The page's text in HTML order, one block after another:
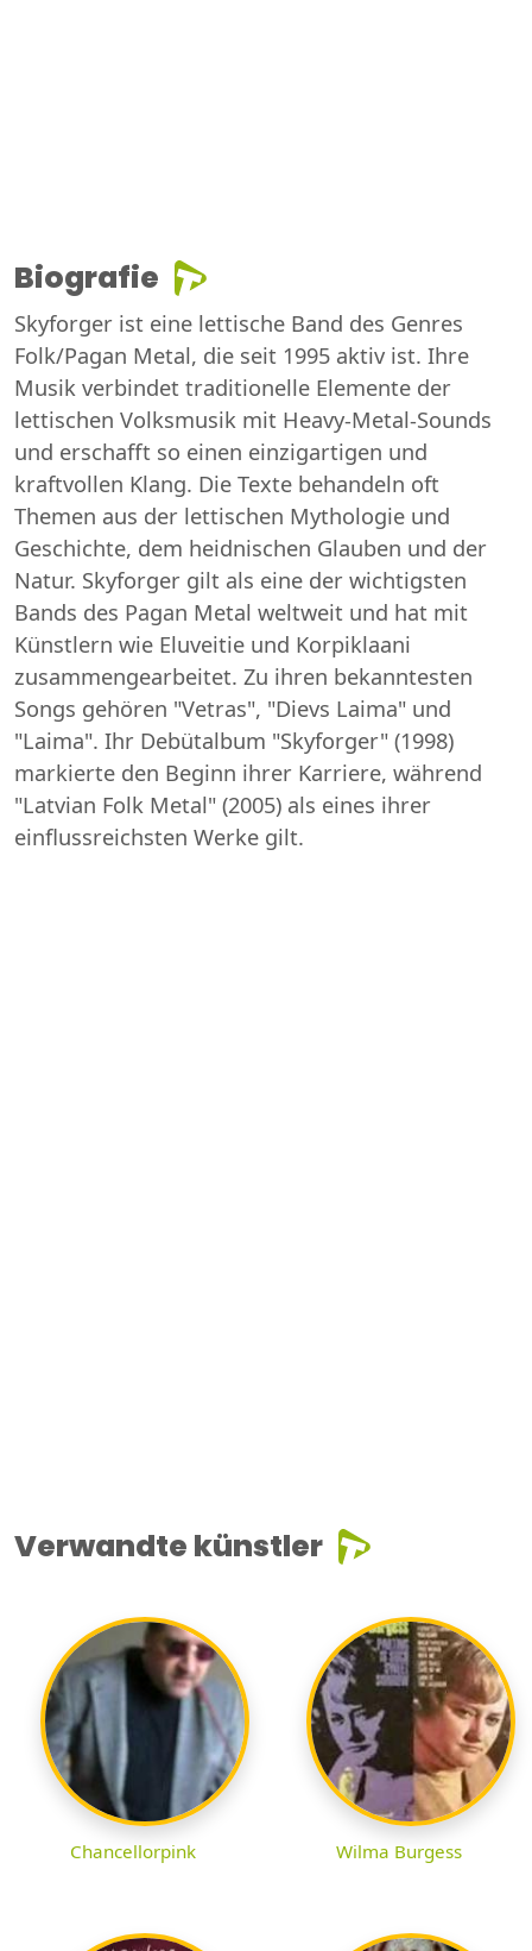
Biografie
Skyforger ist eine lettische Band des Genres
Folk/Pagan Metal, die seit 1995 aktiv ist. Ihre
Musik verbindet traditionelle Elemente der
lettischen Volksmusik mit Heavy-Metal-Sounds
und erschafft so einen einzigartigen und
kraftvollen Klang. Die Texte behandeln oft
Themen aus der lettischen Mythologie und
Geschichte, dem heidnischen Glauben und der
Natur. Skyforger gilt als eine der wichtigsten
Bands des Pagan Metal weltweit und hat mit
Künstlern wie Eluveitie und Korpiklaani
zusammengearbeitet. Zu ihren bekanntesten
Songs gehören "Vetras", "Dievs Laima" und
"Laima". Ihr Debütalbum "Skyforger" (1998)
markierte den Beginn ihrer Karriere, während
"Latvian Folk Metal" (2005) als eines ihrer
einflussreichsten Werke gilt.
Verwandte künstler
Chancellorpink Wilma Burgess